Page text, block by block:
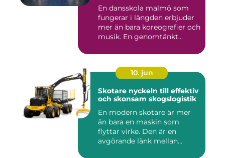
En dansskola malmö som
fungerar i längden erbjuder
mer än bara koreografier och
musik. En genomtänkt...
10. jun
Skotare nyckeln till effektiv
och skonsam skogslogistik
En modern skotare är mer
än bara en maskin som
flyttar virke. Den är en
avgörande länk mellan